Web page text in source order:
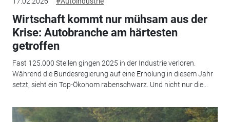
Wirtschaft kommt nur mühsam aus der
Krise: Autobranche am härtesten
getroffen
Fast 125.000 Stellen gingen 2025 in der Industrie verloren.
Während die Bundesregierung auf eine Erholung in diesem Jahr
setzt, sieht ein Top-Ökonom rabenschwarz. Und nicht nur die...